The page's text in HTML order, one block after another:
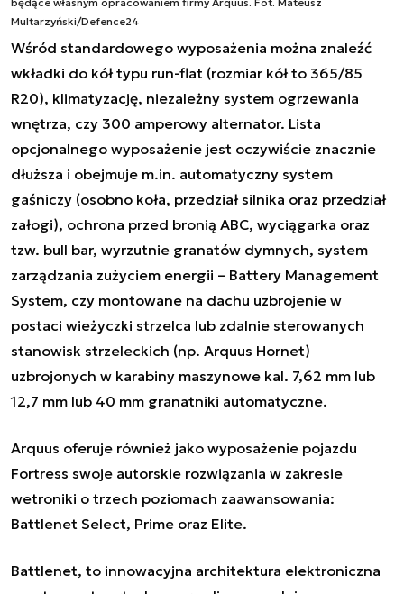
Multarzyński/Defence24
Wśród standardowego wyposażenia można znaleźć
wkładki do kół typu run-flat (rozmiar kół to 365/85
R20), klimatyzację, niezależny system ogrzewania
wnętrza, czy 300 amperowy alternator. Lista
opcjonalnego wyposażenie jest oczywiście znacznie
dłuższa i obejmuje m.in. automatyczny system
gaśniczy (osobno koła, przedział silnika oraz przedział
załogi), ochrona przed bronią ABC, wyciągarka oraz
tzw. bull bar, wyrzutnie granatów dymnych, system
zarządzania zużyciem energii – Battery Management
System, czy montowane na dachu uzbrojenie w
postaci wieżyczki strzelca lub zdalnie sterowanych
stanowisk strzeleckich (np. Arquus Hornet)
uzbrojonych w karabiny maszynowe kal. 7,62 mm lub
12,7 mm lub 40 mm granatniki automatyczne.
Arquus oferuje również jako wyposażenie pojazdu
Fortress swoje autorskie rozwiązania w zakresie
wetroniki o trzech poziomach zaawansowania:
Battlenet Select, Prime oraz Elite.
Battlenet, to innowacyjna architektura elektroniczna